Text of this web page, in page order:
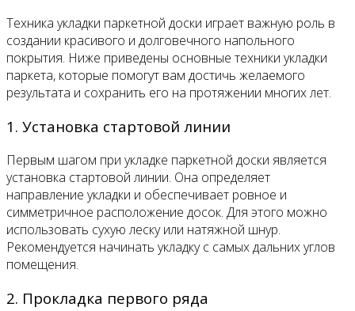
Техника укладки паркетной доски играет важную роль в
создании красивого и долговечного напольного
покрытия. Ниже приведены основные техники укладки
паркета, которые помогут вам достичь желаемого
результата и сохранить его на протяжении многих лет.
1. Установка стартовой линии
Первым шагом при укладке паркетной доски является
установка стартовой линии. Она определяет
направление укладки и обеспечивает ровное и
симметричное расположение досок. Для этого можно
использовать сухую леску или натяжной шнур.
Рекомендуется начинать укладку с самых дальних углов
помещения.
2. Прокладка первого ряда